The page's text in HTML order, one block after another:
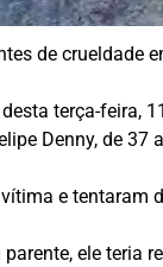
de crueldade
terça-feira,
Denny, de 37
e
ele